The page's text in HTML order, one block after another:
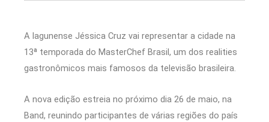
A lagunense Jéssica Cruz vai representar a cidade na
13ª temporada do MasterChef Brasil, um dos realities
gastronômicos mais famosos da televisão brasileira.
A nova edição estreia no próximo dia 26 de maio, na
Band, reunindo participantes de várias regiões do país